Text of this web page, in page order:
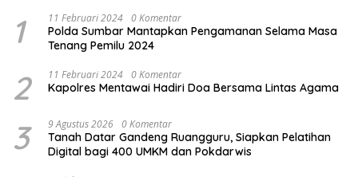
1 11 Februari 2024 0 Komentar
Polda Sumbar Mantapkan Pengamanan Selama Masa
Tenang Pemilu 2024
2 11 Februari 2024 0 Komentar
Kapolres Mentawai Hadiri Doa Bersama Lintas Agama
3 9 Agustus 2026 0 Komentar
Tanah Datar Gandeng Ruangguru, Siapkan Pelatihan
Digital bagi 400 UMKM dan Pokdarwis